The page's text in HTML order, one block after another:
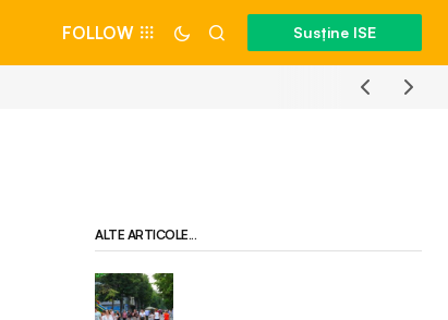
FOLLOW Susține ISE
ALTE ARTICOLE...